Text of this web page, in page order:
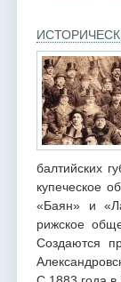
балтийских
купеческое
«Баян» и
рижское
Создаются